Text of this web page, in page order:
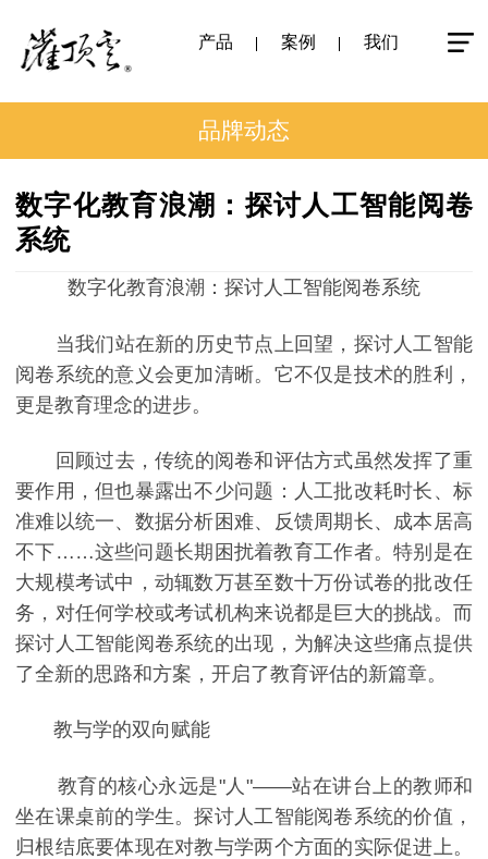
产品 案例 我们
品牌动态
数字化教育浪潮：探讨人工智能阅卷
系统
数字化教育浪潮：探讨人工智能阅卷系统
当我们站在新的历史节点上回望，探讨人工智能
阅卷系统的意义会更加清晰。它不仅是技术的胜利，
更是教育理念的进步。
回顾过去，传统的阅卷和评估方式虽然发挥了重
要作用，但也暴露出不少问题：人工批改耗时长、标
准难以统一、数据分析困难、反馈周期长、成本居高
不下……这些问题长期困扰着教育工作者。特别是在
大规模考试中，动辄数万甚至数十万份试卷的批改任
务，对任何学校或考试机构来说都是巨大的挑战。而
探讨人工智能阅卷系统的出现，为解决这些痛点提供
了全新的思路和方案，开启了教育评估的新篇章。
教与学的双向赋能
教育的核心永远是"人"——站在讲台上的教师和
坐在课桌前的学生。探讨人工智能阅卷系统的价值，
归根结底要体现在对教与学两个方面的实际促进上。